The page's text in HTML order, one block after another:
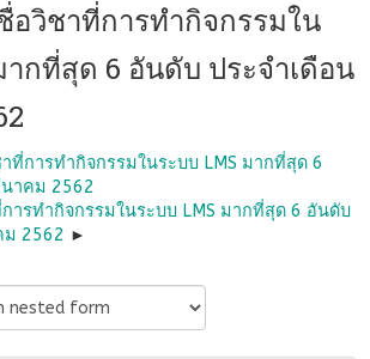
อวิชาที่การทำกิจกรรมใน
ากที่สุด 6 อันดับ ประจำเดือน
ที่การทำกิจกรรมในระบบ LMS มากที่สุด 6
าคม 2562
ารทำกิจกรรมในระบบ LMS มากที่สุด 6 อันดับ
ม 2562